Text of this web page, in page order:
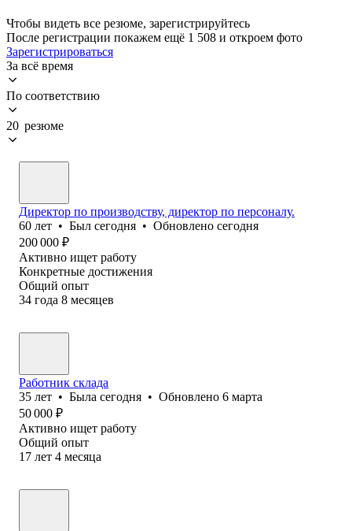
Чтобы видеть все резюме, зарегистрируйтесь
После регистрации покажем ещё 1 508 и откроем фото
Зарегистрироваться
За всё время
По соответствию
20 резюме
Директор по производству, директор по персоналу.
60 лет • Был сегодня • Обновлено сегодня
200 000 ₽
Активно ищет работу
Конкретные достижения
Общий опыт
34 года 8 месяцев
Работник склада
35 лет • Была сегодня • Обновлено 6 марта
50 000 ₽
Активно ищет работу
Общий опыт
17 лет 4 месяца